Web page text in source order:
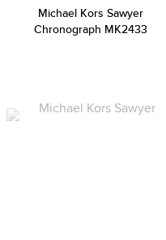
Michael Kors Sawyer
Chronograph MK2433